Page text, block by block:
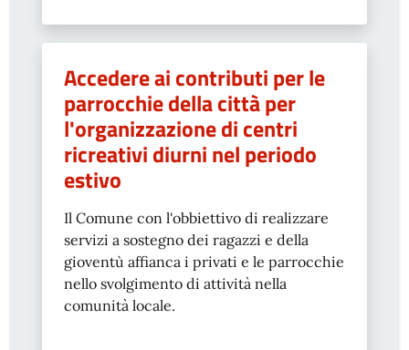
Accedere ai contributi per le
parrocchie della città per
l'organizzazione di centri
ricreativi diurni nel periodo
estivo
Il Comune con l'obbiettivo di realizzare
servizi a sostegno dei ragazzi e della
gioventù affianca i privati e le parrocchie
nello svolgimento di attività nella
comunità locale.